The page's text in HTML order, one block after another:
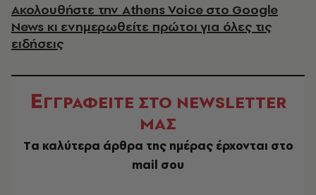
Ακολουθήστε την Athens Voice στο Google
News κι ενημερωθείτε πρώτοι για όλες τις
ειδήσεις
ΕΓΓΡΑΦΕΙΤΕ ΣΤΟ NEWSLETTER
ΜΑΣ
Tα καλύτερα άρθρα της ημέρας έρχονται στο
mail σου